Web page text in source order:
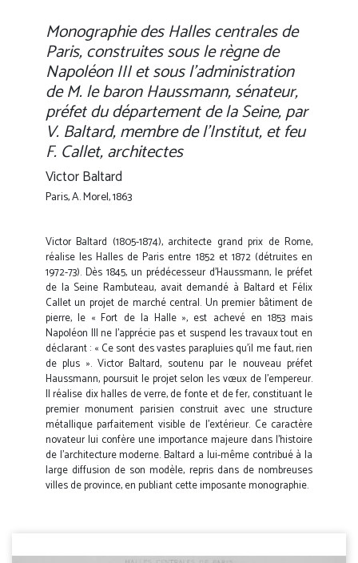
Monographie des Halles centrales de
Paris, construites sous le règne de
Napoléon III et sous l'administration
de M. le baron Haussmann, sénateur,
préfet du département de la Seine, par
V. Baltard, membre de l'Institut, et feu
F. Callet, architectes
Victor Baltard
Paris, A. Morel, 1863
Victor Baltard (1805-1874), architecte grand prix de Rome,
réalise les Halles de Paris entre 1852 et 1872 (détruites en
1972-73). Dès 1845, un prédécesseur d’Haussmann, le préfet
de la Seine Rambuteau, avait demandé à Baltard et Félix
Callet un projet de marché central. Un premier bâtiment de
pierre, le « Fort de la Halle », est achevé en 1853 mais
Napoléon III ne l'apprécie pas et suspend les travaux tout en
déclarant : « Ce sont des vastes parapluies qu'il me faut, rien
de plus ». Victor Baltard, soutenu par le nouveau préfet
Haussmann, poursuit le projet selon les vœux de l’empereur.
Il réalise dix halles de verre, de fonte et de fer, constituant le
premier monument parisien construit avec une structure
métallique parfaitement visible de l’extérieur. Ce caractère
novateur lui confère une importance majeure dans l’histoire
de l’architecture moderne. Baltard a lui-même contribué à la
large diffusion de son modèle, repris dans de nombreuses
villes de province, en publiant cette imposante monographie.